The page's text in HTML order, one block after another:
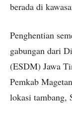
berada di
Penghentian
gabungan dari
(ESDM) Jawa
Pemkab
lokasi tambang,